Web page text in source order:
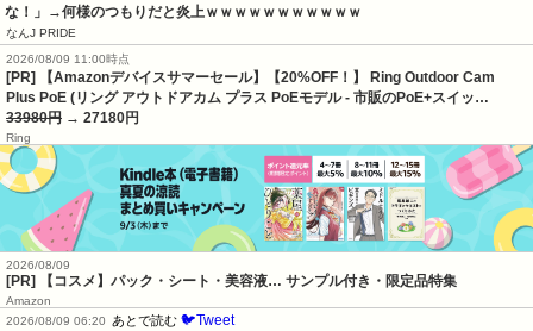
な！」→何様のつもりだと炎上ｗｗｗｗｗｗｗｗｗｗｗ
なんJ PRIDE
2026/08/09 11:00時点
[PR] 【Amazonデバイスサマーセール】【20%OFF！】 Ring Outdoor Cam
Plus PoE (リング アウトドアカム プラス PoEモデル - 市販のPoE+スイッ…
33980円 → 27180円
Ring
2026/08/09
[PR] 【コスメ】パック・シート・美容液… サンプル付き・限定品特集
Amazon
2026/08/09 06:20
あとで読む 🐦Tweet